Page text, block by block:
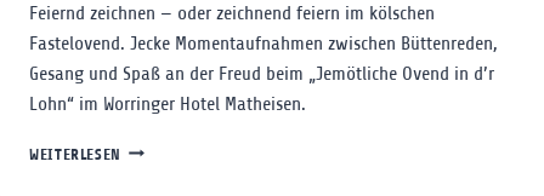
Feiernd zeichnen — oder zeichnend feiern im kölschen
Fastelovend. Jecke Momentaufnahmen zwischen Büttenreden,
Gesang und Spaß an der Freud beim „Jemötliche Ovend in d’r
Lohn“ im Worringer Hotel Matheisen.
WEITERLESEN SKETCHBOOK